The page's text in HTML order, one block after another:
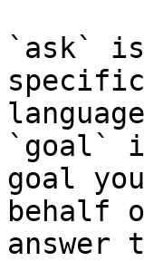
`ask`
`goal`
goal
behalf
answer